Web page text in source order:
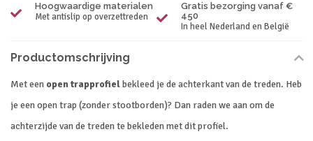
Hoogwaardige materialen
Met antislip op overzettreden
Gratis bezorging vanaf €
450
In heel Nederland en België
Productomschrijving
Met een open trapprofielbekleed je de achterkant van de treden. Heb
je een open trap (zonder stootborden)? Dan raden we aan om de
achterzijde van de treden te bekleden met dit profiel.